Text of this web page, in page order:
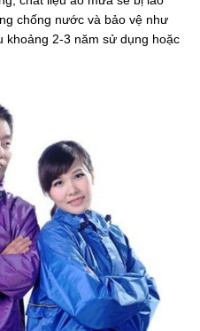
chống nước và bảo vệ như
khoảng 2-3 năm sử dụng hoặc